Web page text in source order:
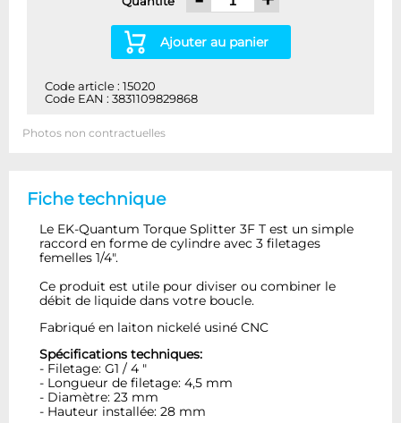
Ajouter au panier
Code article : 15020
Code EAN : 3831109829868
Photos non contractuelles
Fiche technique
Le EK-Quantum Torque Splitter 3F T est un simple
raccord en forme de cylindre avec 3 filetages
femelles 1/4".
Ce produit est utile pour diviser ou combiner le
débit de liquide dans votre boucle.
Fabriqué en laiton nickelé usiné CNC
Spécifications techniques:
- Filetage: G1 / 4 "
- Longueur de filetage: 4,5 mm
- Diamètre: 23 mm
- Hauteur installée: 28 mm